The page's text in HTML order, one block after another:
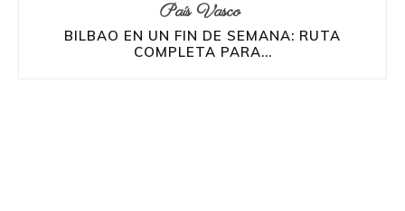
País Vasco
BILBAO EN UN FIN DE SEMANA: RUTA
COMPLETA PARA...